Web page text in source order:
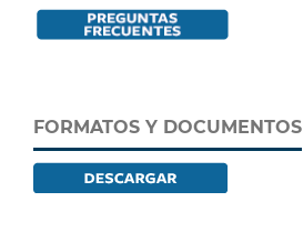
FORMATOS Y DOCUMENTOS